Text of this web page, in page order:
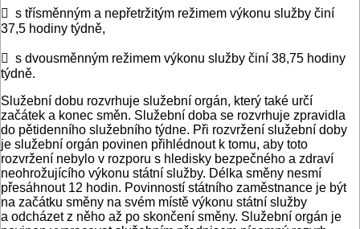
 s třísměnným a nepřetržitým režimem výkonu služby činí
37,5 hodiny týdně,
 s dvousměnným režimem výkonu služby činí 38,75 hodiny
týdně.
Služební dobu rozvrhuje služební orgán, který také určí
začátek a konec směn. Služební doba se rozvrhuje zpravidla
do pětidenního služebního týdne. Při rozvržení služební doby
je služební orgán povinen přihlédnout k tomu, aby toto
rozvržení nebylo v rozporu s hledisky bezpečného a zdraví
neohrožujícího výkonu státní služby. Délka směny nesmí
přesáhnout 12 hodin. Povinností státního zaměstnance je být
na začátku směny na svém místě výkonu státní služby
a odcházet z něho až po skončení směny. Služební orgán je